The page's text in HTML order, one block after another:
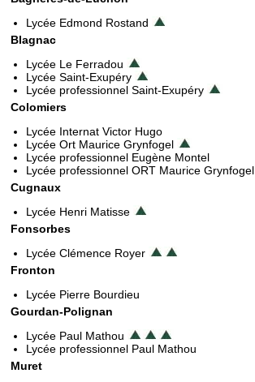
Lycée Edmond Rostand
Blagnac
Lycée Le Ferradou
Lycée Saint-Exupéry
Lycée professionnel Saint-Exupéry
Colomiers
Lycée Internat Victor Hugo
Lycée Ort Maurice Grynfogel
Lycée professionnel Eugène Montel
Lycée professionnel ORT Maurice Grynfogel
Cugnaux
Lycée Henri Matisse
Fonsorbes
Lycée Clémence Royer
Fronton
Lycée Pierre Bourdieu
Gourdan-Polignan
Lycée Paul Mathou
Lycée professionnel Paul Mathou
Muret